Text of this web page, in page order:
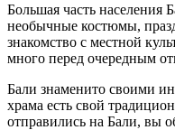
Большая часть населения
необычные костюмы,
знакомство с местной
много перед очередным
Бали знаменито своими
храма есть свой
отправились на Бали, вы